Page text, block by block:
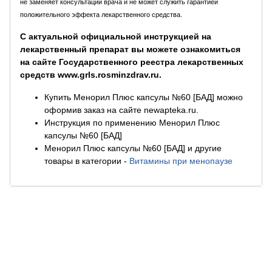
не заменяет консультации врача и не может служить гарантией
положительного эффекта лекарственного средства.
С актуальной официальной инструкцией на
лекарственный препарат вы можете ознакомиться
на сайте Государственного реестра лекарственных
средств www.grls.rosminzdrav.ru.
Купить Менорил Плюс капсулы №60 [БАД] можно
оформив заказ на сайте newapteka.ru.
Инструкция по применению Менорил Плюс
капсулы №60 [БАД]
Менорил Плюс капсулы №60 [БАД] и другие
товары в категории - Витамины при менопаузе